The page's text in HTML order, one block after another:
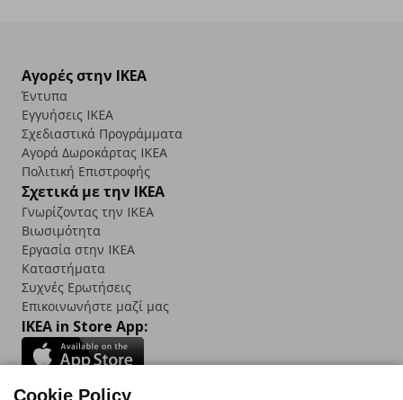
Αγορές στην IKEA
Έντυπα
Εγγυήσεις IKEA
Σχεδιαστικά Προγράμματα
Αγορά Δωρoκάρτας IKEA
Πολιτική Επιστροφής
Σχετικά με την IKEA
Γνωρίζοντας την IKEA
Βιωσιμότητα
Εργασία στην IKEA
Καταστήματα
Συχνές Ερωτήσεις
Επικοινωνήστε μαζί μας
IKEA in Store App:
Cookie Policy